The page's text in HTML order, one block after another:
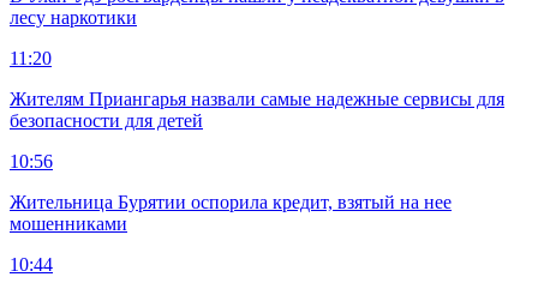
лесу наркотики
11:20
Жителям Приангарья назвали самые надежные сервисы для
безопасности для детей
10:56
Жительница Бурятии оспорила кредит, взятый на нее
мошенниками
10:44